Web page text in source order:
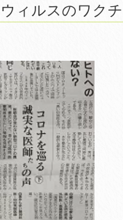
ィルスのワク